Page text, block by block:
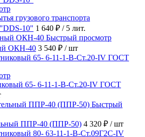
грузового транспорта
10" 1 640 ₽ / 5 лит.
Быстрый просмотр
ОКН-40 3 540 ₽ / шт
65- 6-11-1-B-Ст.20-IV ГОСТ
Быстрый
ППР-40 (ППР-50) 4 320 ₽ / шт